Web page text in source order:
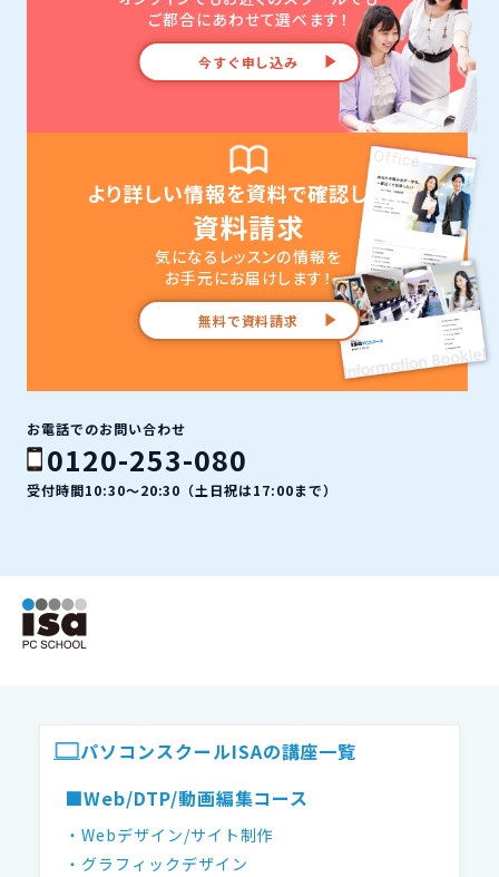
ご都合にあわせて選べます！
今すぐ申し込み
より詳しい情報を資料で確認したい
資料請求
気になるレッスンの情報を
お手元にお届けします！
無料で資料請求
お電話でのお問い合わせ
0120-253-080
受付時間10:30〜20:30（土日祝は17:00まで）
パソコンスクールISAの講座一覧
■Web/DTP/動画編集コース
・Webデザイン/サイト制作
・グラフィックデザイン